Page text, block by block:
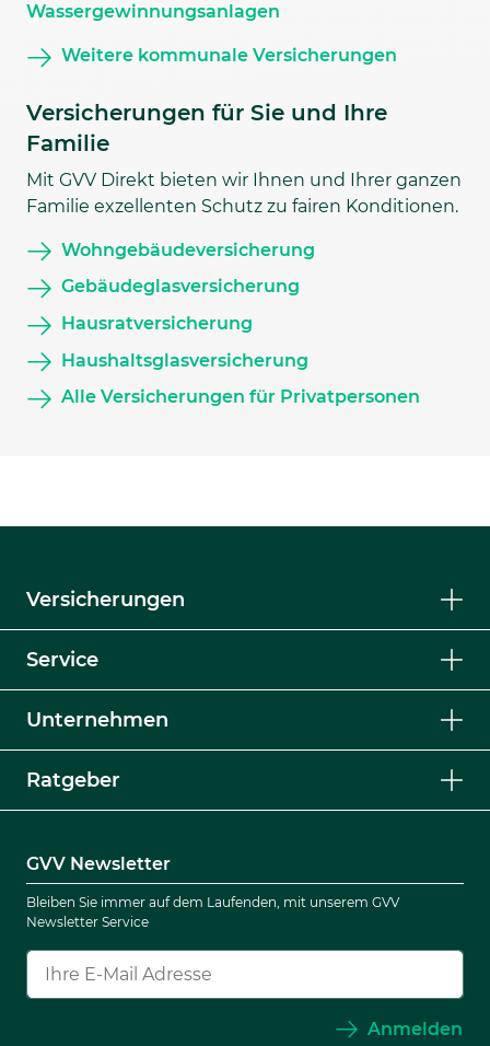
Wassergewinnungsanlagen
Weitere kommunale Versicherungen
Versicherungen für Sie und Ihre
Familie
Mit GVV Direkt bieten wir Ihnen und Ihrer ganzen
Familie exzellenten Schutz zu fairen Konditionen.
Wohngebäudeversicherung
Gebäudeglasversicherung
Hausratversicherung
Haushaltsglasversicherung
Alle Versicherungen für Privatpersonen
Versicherungen
Service
Unternehmen
Ratgeber
GVV Newsletter
Bleiben Sie immer auf dem Laufenden, mit unserem GVV
Newsletter Service
Anmelden